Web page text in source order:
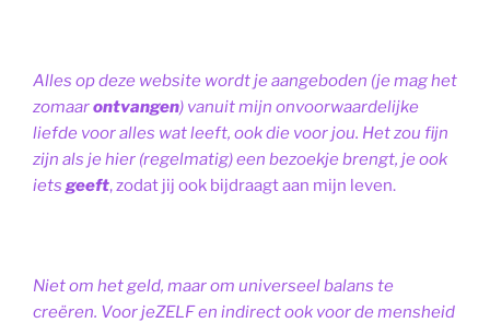
Alles op deze website wordt je aangeboden (je mag het
zomaarontvangen) vanuit mijn onvoorwaardelijke
liefde voor alles wat leeft, ook die voor jou. Het zou fijn
zijn als je hier (regelmatig) een bezoekje brengt, je ook
iets geeft, zodat jij ook bijdraagt aan mijn leven.
Niet om het geld, maar om universeel balans te
creëren. Voor jeZELF en indirect ook voor de mensheid